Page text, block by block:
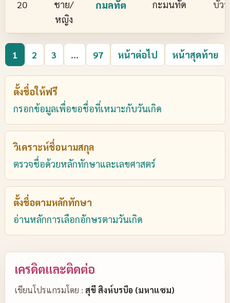
20
ชาย/
หญิง
กมลทัต กะมนทัด บัว
1 2 3 ... 97 หน้าต่อไป หน้าสุดท้าย
ตั้งชื่อให้ฟรี
กรอกข้อมูลเพื่อขอชื่อที่เหมาะกับวันเกิด
วิเคราะห์ชื่อนามสกุล
ตรวจชื่อด้วยหลักทักษาและเลขศาสตร์
ตั้งชื่อตามหลักทักษา
อ่านหลักการเลือกอักษรตามวันเกิด
เครดิตและติดต่อ
เขียนโปรแกรมโดย : สุขี สิงห์บรบือ (มหาแซม)